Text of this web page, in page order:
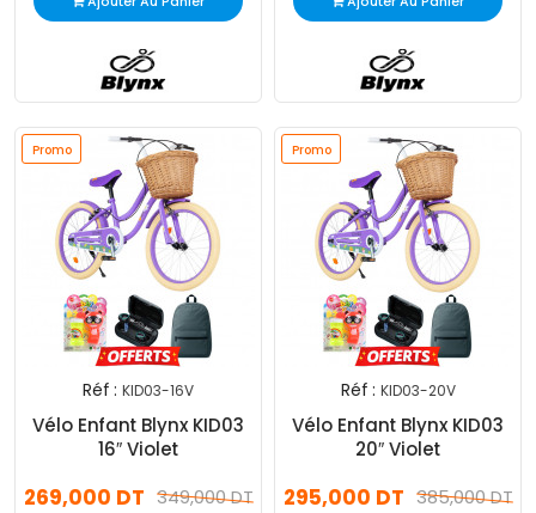
Promo
Réf : KID03-16V
Vélo Enfant Blynx KID03
16″ Violet
349,000 DT
269,000 DT
Promo
Réf : KID03-20V
Vélo Enfant Blynx KID03
20″ Violet
385,000 DT
295,000 DT